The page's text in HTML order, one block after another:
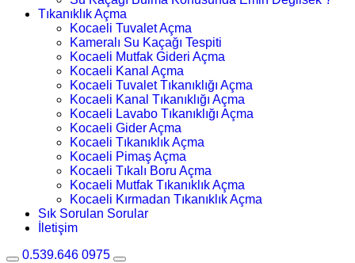
Tıkanıklık Açma
Kocaeli Tuvalet Açma
Kameralı Su Kaçağı Tespiti
Kocaeli Mutfak Gideri Açma
Kocaeli Kanal Açma
Kocaeli Tuvalet Tıkanıklığı Açma
Kocaeli Kanal Tıkanıklığı Açma
Kocaeli Lavabo Tıkanıklığı Açma
Kocaeli Gider Açma
Kocaeli Tıkanıklık Açma
Kocaeli Pimaş Açma
Kocaeli Tıkalı Boru Açma
Kocaeli Mutfak Tıkanıklık Açma
Kocaeli Kırmadan Tıkanıklık Açma
Sık Sorulan Sorular
İletişim
0.539.646 0975